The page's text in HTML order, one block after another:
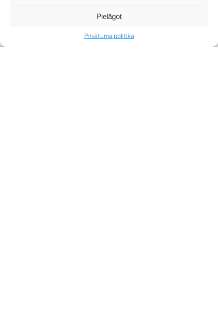
Pielāgot
Privātuma politika